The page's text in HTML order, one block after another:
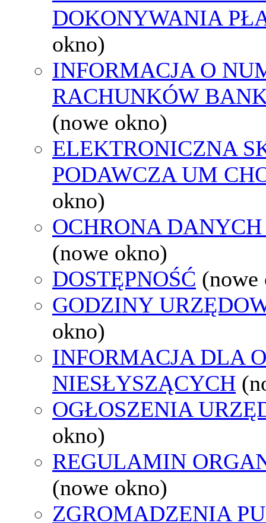
DOKONYWANIA
okno)
INFORMACJA O
RACHUNKÓW
(nowe okno)
ELEKTRONICZNA
PODAWCZA UM
okno)
OCHRONA
(nowe okno)
DOSTĘPNOŚĆ (nowe
GODZINY
okno)
INFORMACJA DLA
NIESŁYSZĄCYCH
OGŁOSZENIA
okno)
REGULAMIN
(nowe okno)
ZGROMADZENIA